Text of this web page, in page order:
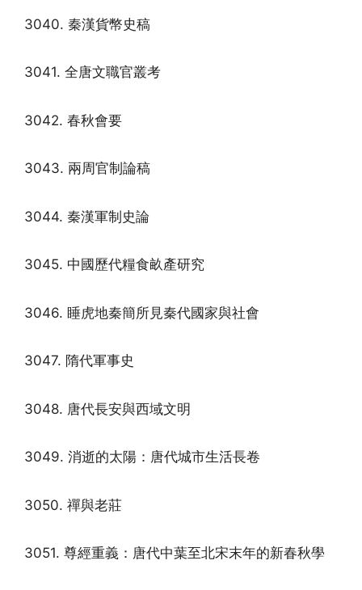
3040. 秦漢貨幣史稿
3041. 全唐文職官叢考
3042. 春秋會要
3043. 兩周官制論稿
3044. 秦漢軍制史論
3045. 中國歷代糧食畝產研究
3046. 睡虎地秦簡所見秦代國家與社會
3047. 隋代軍事史
3048. 唐代長安與西域文明
3049. 消逝的太陽：唐代城市生活長卷
3050. 禪與老莊
3051. 尊經重義：唐代中葉至北宋末年的新春秋學